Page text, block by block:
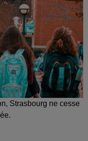
Strasbourg ne cesse